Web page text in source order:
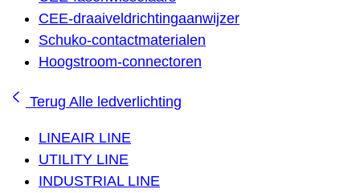
CEE-draaiveldrichtingaanwijzer
Schuko-contactmaterialen
Hoogstroom-connectoren
Terug Alle ledverlichting
LINEAIR LINE
UTILITY LINE
INDUSTRIAL LINE